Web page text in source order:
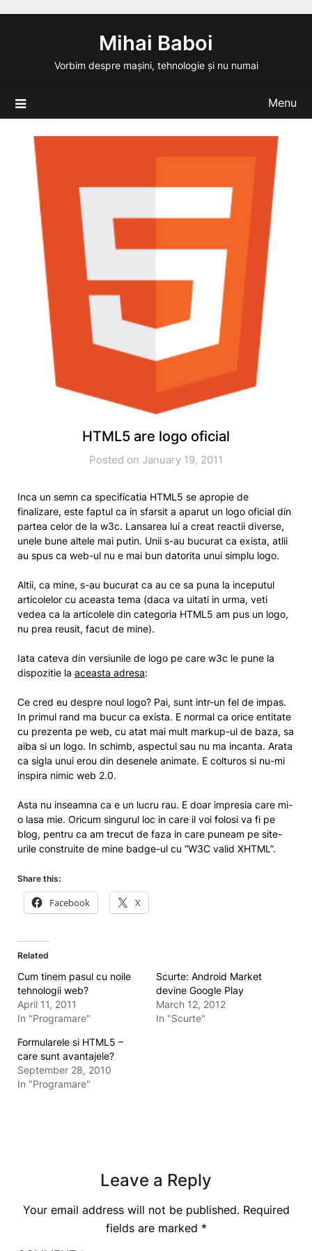
Mihai Baboi
Vorbim despre mașini, tehnologie și nu numai
Menu
HTML5 are logo oficial
Posted on January 19, 2011
Inca un semn ca specificatia HTML5 se apropie de
finalizare, este faptul ca in sfarsit a aparut un logo oficial din
partea celor de la w3c. Lansarea lui a creat reactii diverse,
unele bune altele mai putin. Unii s-au bucurat ca exista, atlii
au spus ca web-ul nu e mai bun datorita unui simplu logo.
Altii, ca mine, s-au bucurat ca au ce sa puna la inceputul
articolelor cu aceasta tema (daca va uitati in urma, veti
vedea ca la articolele din categoria HTML5 am pus un logo,
nu prea reusit, facut de mine).
Iata cateva din versiunile de logo pe care w3c le pune la
dispozitie la aceasta adresa:
Ce cred eu despre noul logo? Pai, sunt intr-un fel de impas.
In primul rand ma bucur ca exista. E normal ca orice entitate
cu prezenta pe web, cu atat mai mult markup-ul de baza, sa
aiba si un logo. In schimb, aspectul sau nu ma incanta. Arata
ca sigla unui erou din desenele animate. E colturos si nu-mi
inspira nimic web 2.0.
Asta nu inseamna ca e un lucru rau. E doar impresia care mi-
o lasa mie. Oricum singurul loc in care il voi folosi va fi pe
blog, pentru ca am trecut de faza in care puneam pe site-
urile construite de mine badge-ul cu “W3C valid XHTML”.
Share this:
Facebook X
Related
Cum tinem pasul cu noile
tehnologii web?
April 11, 2011
In "Programare"
Scurte: Android Market
devine Google Play
March 12, 2012
In "Scurte"
Formularele si HTML5 –
care sunt avantajele?
September 28, 2010
In "Programare"
Leave a Reply
Your email address will not be published. Required
fields are marked *